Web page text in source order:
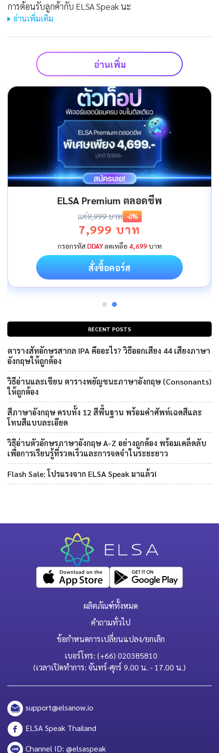
การต้อนรับลูกค้ากับ ELSA Speak นะ
อ่านเพิ่มเติม
อ่านเพิ่ม
RECENT POSTS
ตารางสัทอักษรสากล IPA คืออะไร? วิธีออกเสียง 44 เสียงภาษา
อังกฤษให้ถูกต้อง
วิธีอ่านและเขียน ตารางพยัญชนะภาษาอังกฤษ (Consonants)
ให้ถูกต้อง
สีภาษาอังกฤษ ครบทั้ง 12 สีพื้นฐาน พร้อมคำศัพท์เฉดสีและ
โทนสีแบบละเอียด
วิธีอ่านตัวอักษรภาษาอังกฤษ A-Z อย่างถูกต้อง พร้อมเคล็ดลับ
เพื่อการเรียนรู้ที่รวดเร็วและการจดจำในระยะยาว
Flash Sale: โปรแรงจาก ELSA Speak มาแล้ว!
ELSA Premium ตลอดชีพ
แค่9,999 บาท -0%
7,999 บาท
กรอกรหัส DDAYลดเหลือ 4,699บาท
สั่งซื้อคอร์ส
ผลิตภัณฑ์ทั้งหมด
คำถามทั่วไป
ข้อกำหนดการเปลี่ยนแปลง/ยกเลิก
เบอร์โทร: (+66) 020385810
(เวลาเปิดทำการ: จันทร์-ศุกร์ 9.00 น. - 17.00 น.)
support@elsanow.io
ELSA Speak Thailand
Channel ID: @elsaspeak